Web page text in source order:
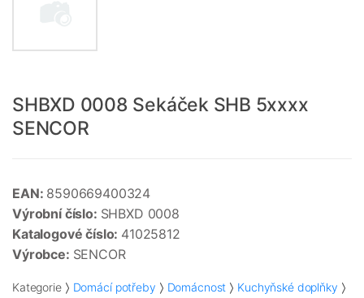
SHBXD 0008 Sekáček SHB 5xxxx
SENCOR
EAN: 8590669400324
Výrobní číslo: SHBXD 0008
Katalogové číslo: 41025812
Výrobce: SENCOR
Kategorie Domácí potřeby Domácnost
Kuchyňské doplňky